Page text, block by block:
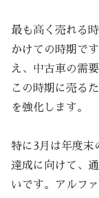
最も高く売れる
かけての時期で
え、中古車の需
この時期に売る
を強化します。
特に3月は年度末
達成に向けて、
いです。アルフ